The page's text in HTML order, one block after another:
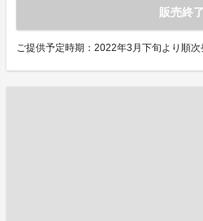
販売終了
ご提供予定時期：2022年3月下旬より順次